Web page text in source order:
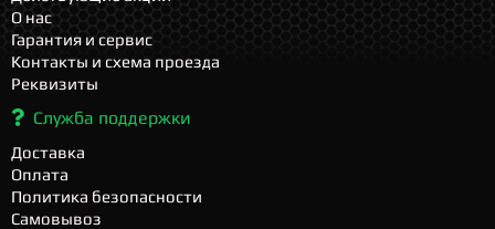
О нас
Гарантия и сервис
Контакты и схема проезда
Реквизиты
Служба поддержки
Доставка
Оплата
Политика безопасности
Самовывоз